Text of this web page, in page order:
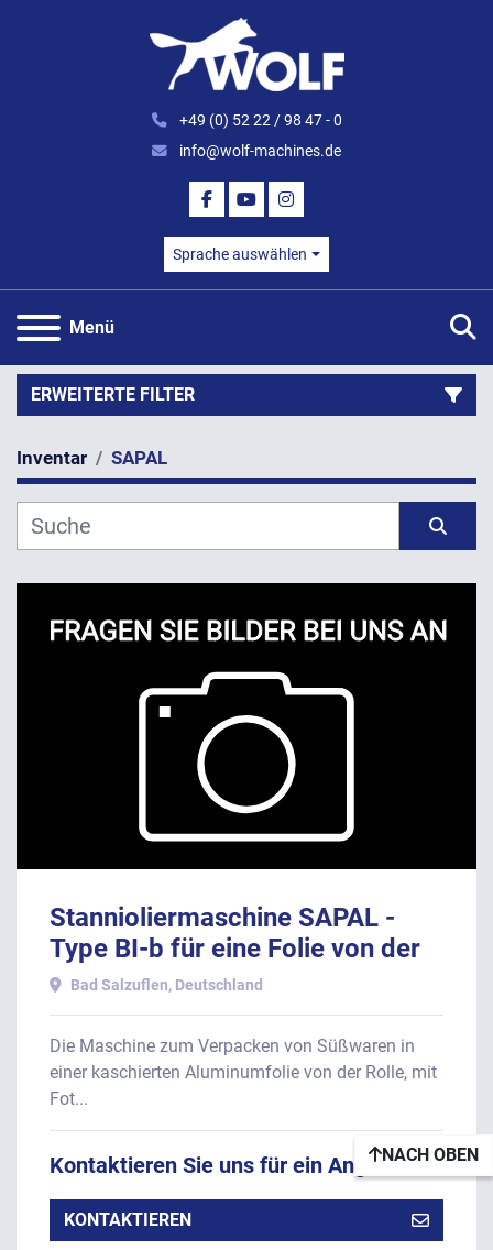
+49 (0) 52 22 / 98 47 - 0
info@wolf-machines.de
FACEBOOK
YOUTUBEINSTAGRAM
Sprache auswählen
Menü
ERWEITERTE FILTER
Kategorie
Hersteller
LÖSCHEN
Inventar SAPAL
Stannioliermaschine SAPAL -
Type BI-b für eine Folie von der
Rolle
Bad Salzuflen, Deutschland
Die Maschine zum Verpacken von Süßwaren in
einer kaschierten Aluminumfolie von der Rolle, mit
Fot...
Kontaktieren Sie uns für ein Angebot
KONTAKTIEREN
NACH OBEN